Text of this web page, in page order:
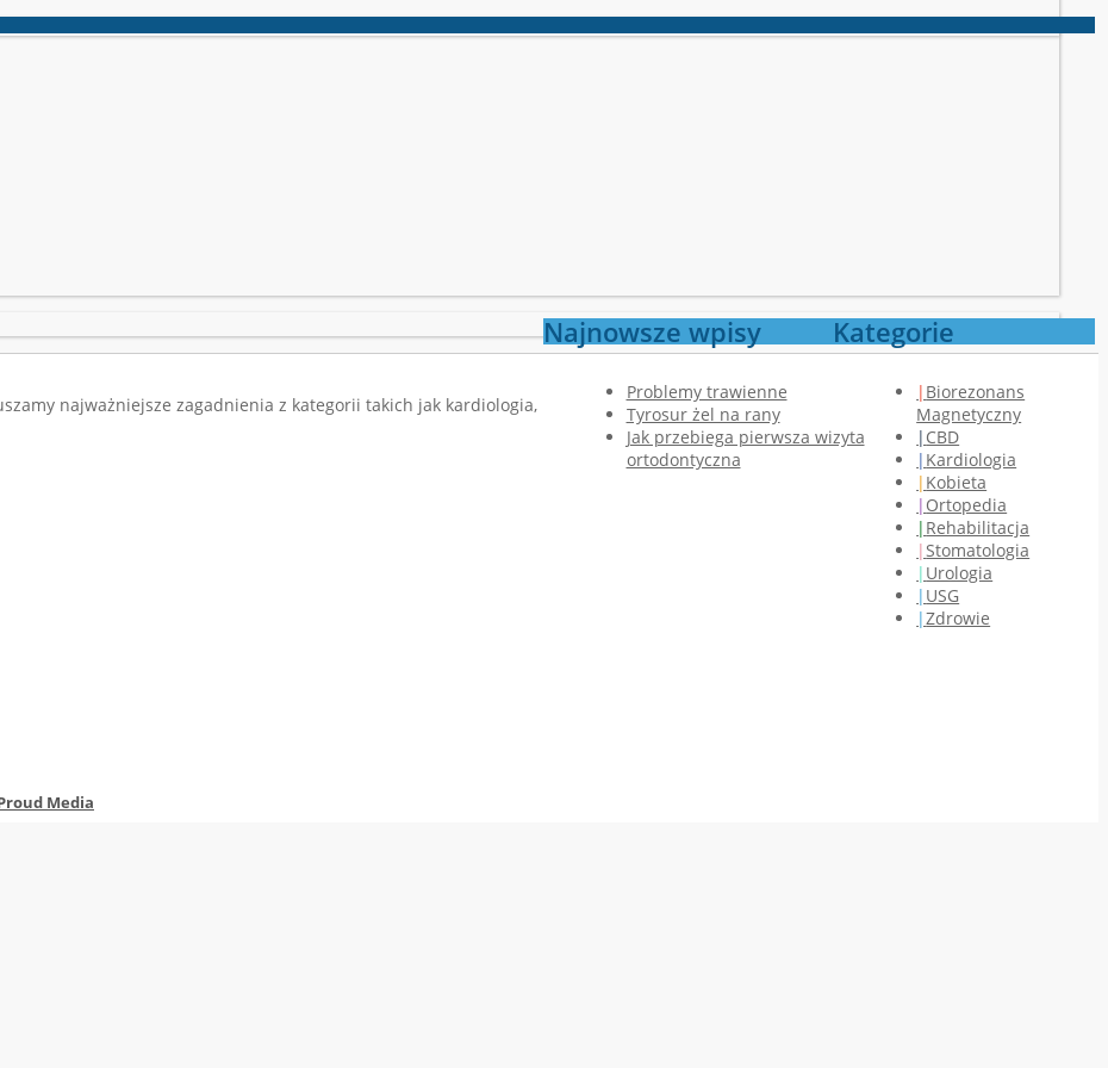
najważniejsze zagadnienia z kategorii takich jak kardiologia,
Najnowsze wpisy
Problemy trawienne
Tyrosur żel na rany
Jak przebiega pierwsza wizyta
ortodontyczna
Kategorie
Biorezonans
Magnetyczny
CBD
Kardiologia
Kobieta
Ortopedia
Rehabilitacja
Stomatologia
Urologia
USG
Zdrowie
Media